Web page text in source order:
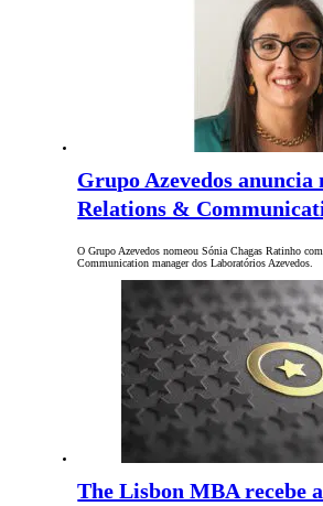
Grupo Azevedos anuncia
Relations &
O Grupo Azevedos nomeou Sónia Chagas Ratinho
Communication manager dos Laboratórios Azevedos.
The Lisbon MBA recebe